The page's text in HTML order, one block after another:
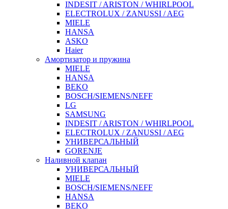
INDESIT / ARISTON / WHIRLPOOL
ELECTROLUX / ZANUSSI / AEG
MIELE
HANSA
ASKO
Haier
Амортизатор и пружина
MIELE
HANSA
BEKO
BOSCH/SIEMENS/NEFF
LG
SAMSUNG
INDESIT / ARISTON / WHIRLPOOL
ELECTROLUX / ZANUSSI / AEG
УНИВЕРСАЛЬНЫЙ
GORENJE
Наливной клапан
УНИВЕРСАЛЬНЫЙ
MIELE
BOSCH/SIEMENS/NEFF
HANSA
BEKO